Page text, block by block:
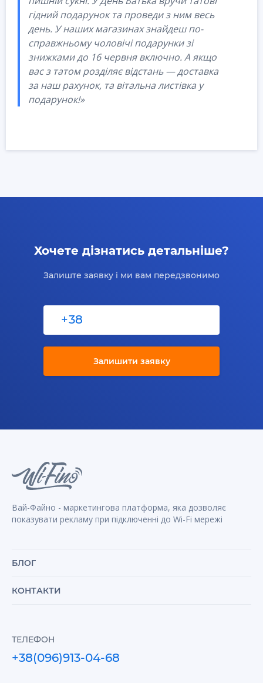
гідний подарунок та проведи з ним весь
день. У наших магазинах знайдеш по-
справжньому чоловічі подарунки зі
знижками до 16 червня включно. А якщо
вас з татом розділяє відстань — доставка
за наш рахунок, та вітальна листівка у
подарунок!»
Хочете дізнатись детальніше?
Залиште заявку і ми вам передзвонимо
+
Залишити заявку
Вай-Файно - маркетингова платформа, яка дозволяє
показувати рекламу при підключенні до Wi-Fi мережі
БЛОГ
КОНТАКТИ
ТЕЛЕФОН
+38(096)913-04-68